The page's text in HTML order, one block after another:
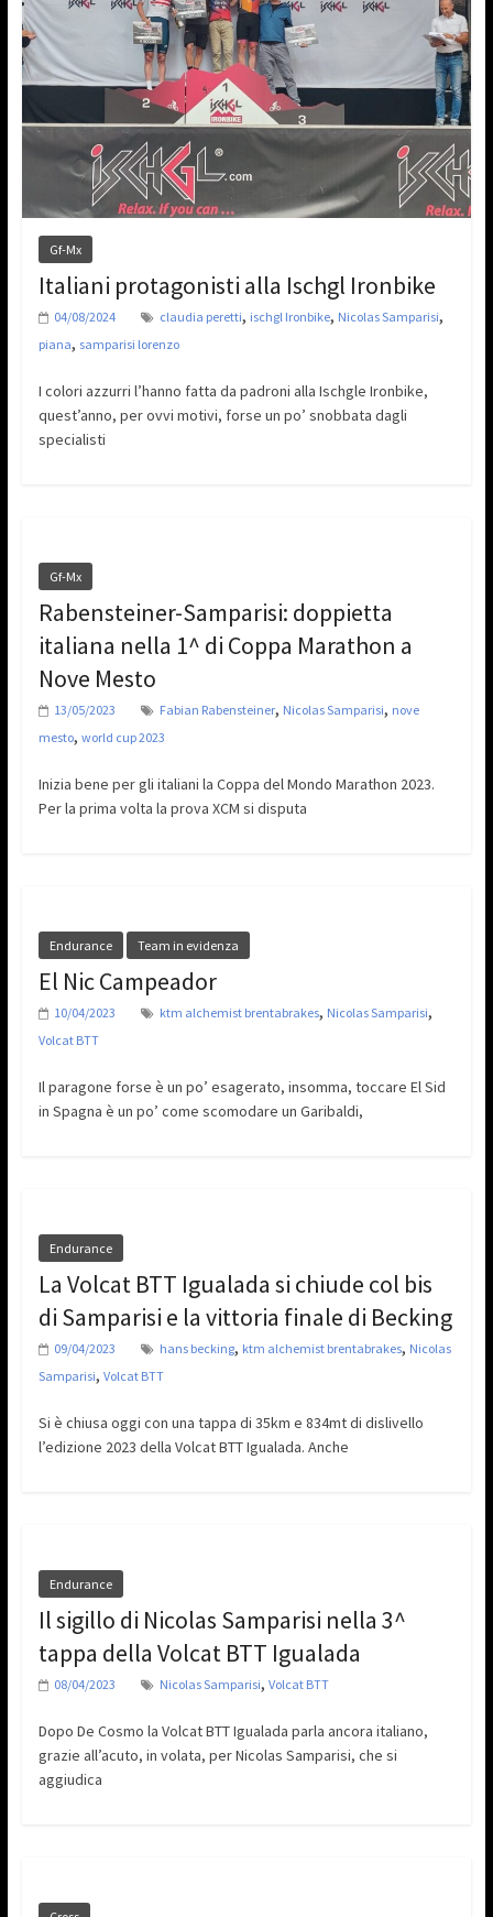
Gf-Mx
Italiani protagonisti alla Ischgl Ironbike
04/08/2024 claudia peretti, ischgl Ironbike, Nicolas Samparisi,
piana, samparisi lorenzo
I colori azzurri l’hanno fatta da padroni alla Ischgle Ironbike,
quest’anno, per ovvi motivi, forse un po’ snobbata dagli
specialisti
Gf-Mx
Rabensteiner-Samparisi: doppietta
italiana nella 1^ di Coppa Marathon a
Nove Mesto
13/05/2023 Fabian Rabensteiner, Nicolas Samparisi, nove
mesto, world cup 2023
Inizia bene per gli italiani la Coppa del Mondo Marathon 2023.
Per la prima volta la prova XCM si disputa
Endurance Team in evidenza
El Nic Campeador
10/04/2023 ktm alchemist brentabrakes, Nicolas Samparisi,
Volcat BTT
Il paragone forse è un po’ esagerato, insomma, toccare El Sid
in Spagna è un po’ come scomodare un Garibaldi,
Endurance
La Volcat BTT Igualada si chiude col bis
di Samparisi e la vittoria finale di Becking
09/04/2023 hans becking, ktm alchemist brentabrakes, Nicolas
Samparisi, Volcat BTT
Si è chiusa oggi con una tappa di 35km e 834mt di dislivello
l’edizione 2023 della Volcat BTT Igualada. Anche
Endurance
Il sigillo di Nicolas Samparisi nella 3^
tappa della Volcat BTT Igualada
08/04/2023 Nicolas Samparisi, Volcat BTT
Dopo De Cosmo la Volcat BTT Igualada parla ancora italiano,
grazie all’acuto, in volata, per Nicolas Samparisi, che si
aggiudica